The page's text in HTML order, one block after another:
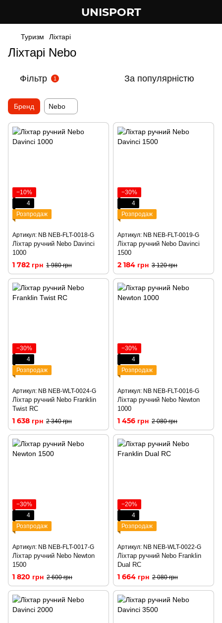
UNISPORT
Туризм Ліхтарі
Ліхтарі Nebo
Фільтр 1 За популярністю
Бренд Nebo
−10%
4
Розпродаж
Артикул: NB NEB-FLT-0018-G
Ліхтар ручний Nebo Davinci
1000
1 782 грн 1 980 грн
−30%
4
Розпродаж
Артикул: NB NEB-FLT-0019-G
Ліхтар ручний Nebo Davinci
1500
2 184 грн 3 120 грн
−30%
4
Розпродаж
Артикул: NB NEB-WLT-0024-G
Ліхтар ручний Nebo Franklin
Twist RC
1 638 грн 2 340 грн
−30%
4
Розпродаж
Артикул: NB NEB-FLT-0016-G
Ліхтар ручний Nebo Newton
1000
1 456 грн 2 080 грн
−30%
4
Розпродаж
Артикул: NB NEB-FLT-0017-G
Ліхтар ручний Nebo Newton
1500
1 820 грн 2 600 грн
−20%
4
Розпродаж
Артикул: NB NEB-WLT-0022-G
Ліхтар ручний Nebo Franklin
Dual RC
1 664 грн 2 080 грн